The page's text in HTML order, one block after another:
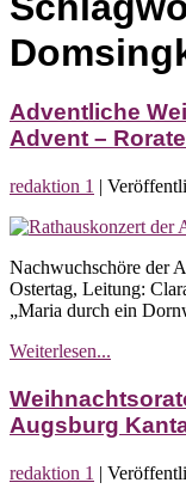
Adventliche
Advent –
redaktion 1 |
Adventliche
Cantate
Domino
zum
Advent
Rorate
coeli
Nachwuchschöre der
Ostertag, Leitung:
„Maria durch ein
Weiterlesen...
Cantate
Domino
zum
Advent
Augsburg
redaktion 1 |